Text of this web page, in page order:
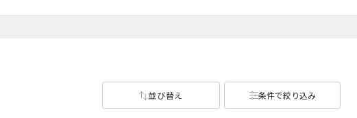
並び替え 条件で絞り込み